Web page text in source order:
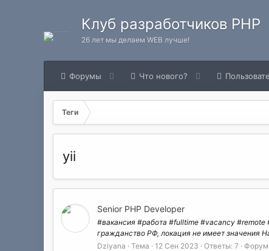
Клуб разработчиков PHP
26 лет мы делаем WEB лучше!
Форумы Что нового?
Теги
yii
Senior PHP Developer
#вакансия #работа #fulltime #vacancy #remote
гражданство РФ, локация не имеет значения
Dziyana
Тема 12 Сен 2023 Ответы: 7